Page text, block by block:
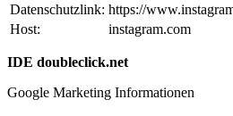
Datenschutzlink: https://
Host:
instagram.com
IDE doubleclick.net
Google Marketing Informationen